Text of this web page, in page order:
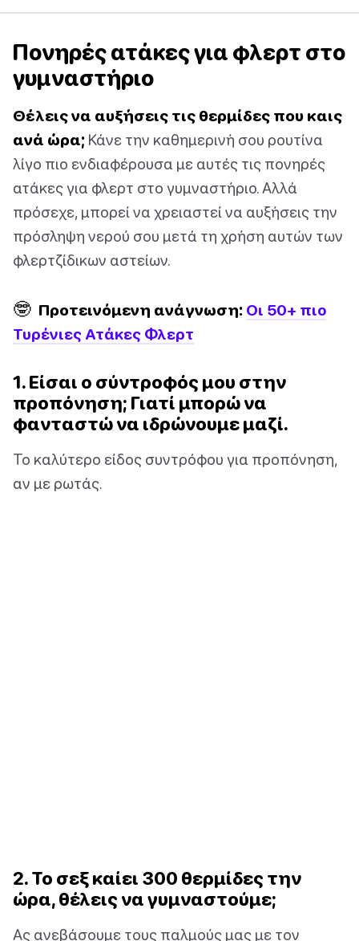
Πονηρές ατάκες για φλερτ στο
γυμναστήριο
Θέλεις να αυξήσεις τις θερμίδες που καις
ανά ώρα; Κάνε την καθημερινή σου ρουτίνα
λίγο πιο ενδιαφέρουσα με αυτές τις πονηρές
ατάκες για φλερτ στο γυμναστήριο. Αλλά
πρόσεχε, μπορεί να χρειαστεί να αυξήσεις την
πρόσληψη νερού σου μετά τη χρήση αυτών των
φλερτζίδικων αστείων.
🤓 Προτεινόμενη ανάγνωση: Οι 50+ πιο
Τυρένιες Ατάκες Φλερτ
1. Είσαι ο σύντροφός μου στην
προπόνηση; Γιατί μπορώ να
φανταστώ να ιδρώνουμε μαζί.
Το καλύτερο είδος συντρόφου για προπόνηση,
αν με ρωτάς.
2. Το σεξ καίει 300 θερμίδες την
ώρα, θέλεις να γυμναστούμε;
Ας ανεβάσουμε τους παλμούς μας με τον